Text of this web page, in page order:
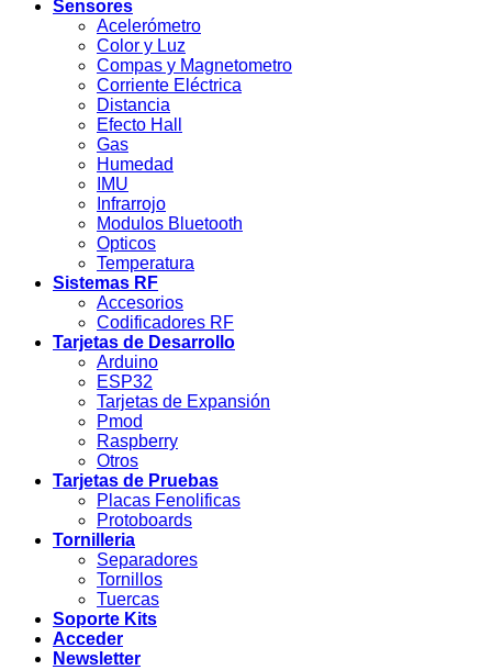
Sensores
Acelerómetro
Color y Luz
Compas y Magnetometro
Corriente Eléctrica
Distancia
Efecto Hall
Gas
Humedad
IMU
Infrarrojo
Modulos Bluetooth
Opticos
Temperatura
Sistemas RF
Accesorios
Codificadores RF
Tarjetas de Desarrollo
Arduino
ESP32
Tarjetas de Expansión
Pmod
Raspberry
Otros
Tarjetas de Pruebas
Placas Fenolificas
Protoboards
Tornilleria
Separadores
Tornillos
Tuercas
Soporte Kits
Acceder
Newsletter